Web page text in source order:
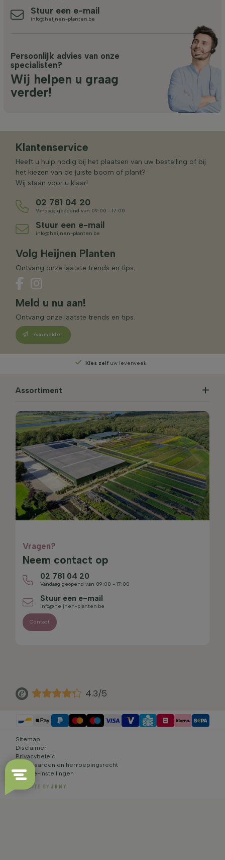
Stuur een e-mail
info@heijnen-planten.be
Persoonlijk advies van onze
specialisten?
Wij helpen u graag
verder!
Klantenservice
Heeft u hulp nodig bij het plaatsen van uw bestelling of bij
het kiezen van de juiste boom of plant?
Wij staan voor u klaar!
02 781 04 20
Vandaag geopend van 09:00 - 17:00
Stuur een e-mail
info@heijnen-planten.be
Volg Heijnen Planten
Ontvang onze laatste trends en tips.
Meld u nu aan!
Ontvang onze laatste trends en tips.
Aanmelden
Kies zelf uw leverweek
Assortiment
Vragen?
Neem contact op
02 781 04 20
Vandaag geopend van 09:00 - 17:00
Stuur een e-mail
info@heijnen-planten.be
Contact
4.3/5
Sitemap
Disclaimer
Privacybeleid
Voorwaarden en herroepingsrecht
Cookie-instellingen